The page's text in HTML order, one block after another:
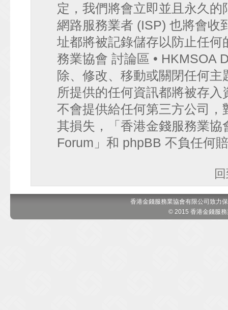
定，我們將會立即並且永久
網路服務業者 (ISP) 也將會收
址都將被記錄儲存以防止任
務業協會 討論區 • HKMSOA
除、修改、移動或關閉任何
所提供的任何資訊都將被存
不會提供給任何第三方公司
其損失，「香港金錢服務業
Forum」和 phpBB 不負任何
香港金錢服務業協會有限公司致力
© 2015 香港金錢服